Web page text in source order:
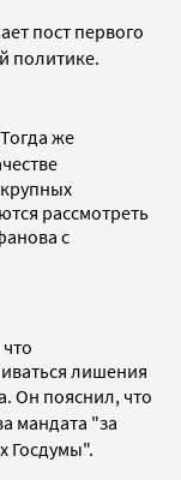
пост первого
политике.
же
рассмотреть
с
что
лишения
Он пояснил, что
мандата "за
Госдумы".